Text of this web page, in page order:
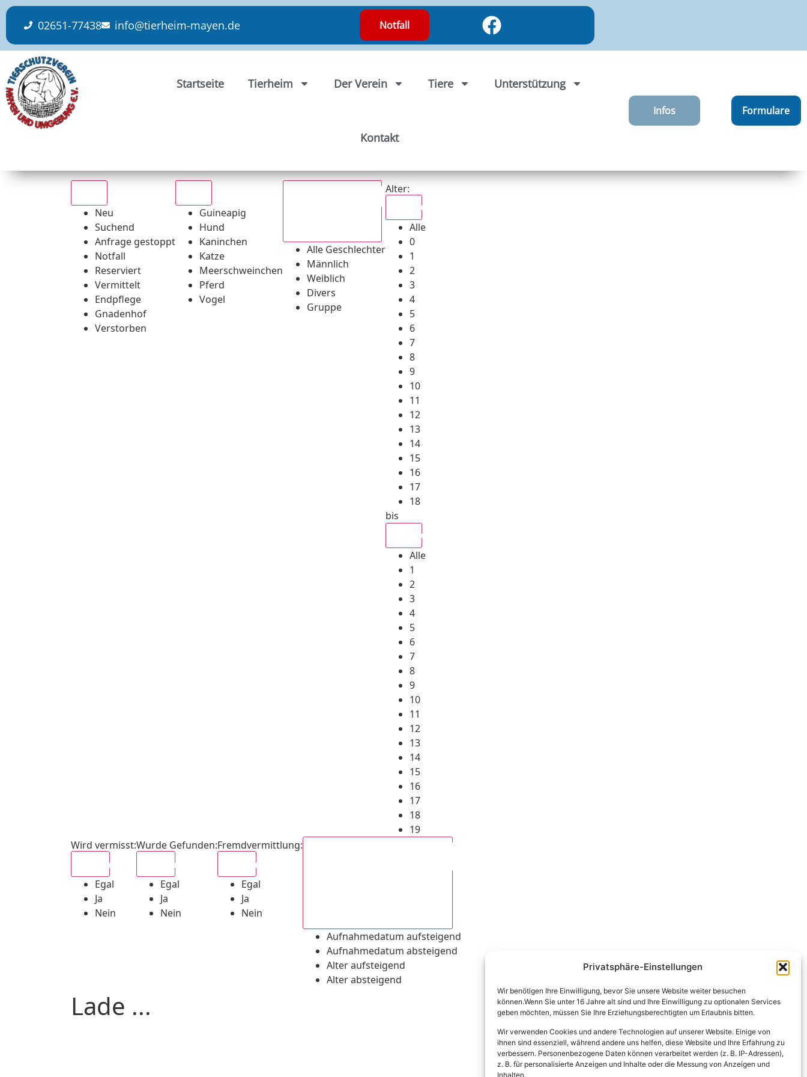
Privatsphäre-Einstellungen
Wir benötigen Ihre Einwilligung, bevor Sie unsere Website weiter besuchen
können.Wenn Sie unter 16 Jahre alt sind und Ihre Einwilligung zu optionalen Services
geben möchten, müssen Sie Ihre Erziehungsberechtigten um Erlaubnis bitten.
Wir verwenden Cookies und andere Technologien auf unserer Website. Einige von
ihnen sind essenziell, während andere uns helfen, diese Website und Ihre Erfahrung zu
verbessern. Personenbezogene Daten können verarbeitet werden (z. B. IP-Adressen),
z. B. für personalisierte Anzeigen und Inhalte oder die Messung von Anzeigen und
Inhalten.
content
02651-77438 info@tierheim-mayen.de Notfall
Startseite Tierheim Der Verein Tiere Unterstützung
Kontakt
Infos Formulare
Neu
Suchend
Anfrage gestoppt
Notfall
Reserviert
Vermittelt
Endpflege
Gnadenhof
Verstorben
Guineapig
Hund
Kaninchen
Katze
Meerschweinchen
Pferd
Vogel
Alle Geschlechter
Männlich
Weiblich
Divers
Gruppe
Alter:
Alle
0
1
2
3
4
5
6
7
8
9
10
11
12
13
14
15
16
17
18
bis
Alle
1
2
3
4
5
6
7
8
9
10
11
12
13
14
15
16
17
18
19
Wird vermisst:
Egal
Ja
Nein
Wurde Gefunden:
Egal
Ja
Nein
Fremdvermittlung:
Egal
Ja
Nein
Aufnahmedatum aufsteigend
Aufnahmedatum absteigend
Alter aufsteigend
Alter absteigend
Lade ...